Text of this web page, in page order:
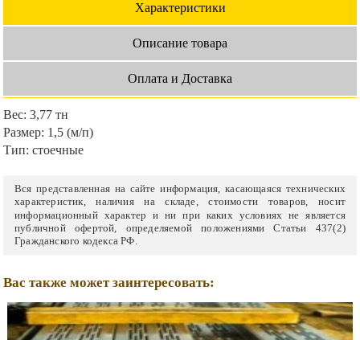
Характеристики
Описание товара
Оплата и Доставка
Вес: 3,77 тн
Размер: 1,5 (м/п)
Тип: стоечные
Вся представленная на сайте информация, касающаяся технических
характеристик, наличия на складе, стоимости товаров, носит
информационный характер и ни при каких условиях не является
публичной офертой, определяемой положениями Статьи 437(2)
Гражданского кодекса РФ.
Вас также может заинтересовать: